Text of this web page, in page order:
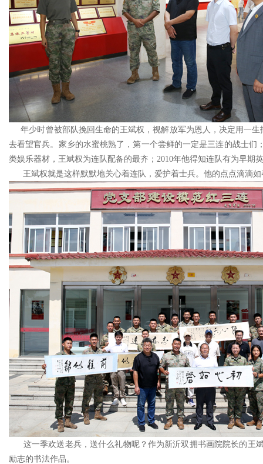
年少时曾被部队挽回生命的王斌权，视解放军为恩人，决定用一生
去看望官兵。家乡的水蜜桃熟了，第一个尝鲜的一定是三连的战士
类娱乐器材，王斌权为连队配备的最齐；2010年他得知连队有为早
王斌权就是这样默默地关心着连队，爱护着士兵。他的点点滴滴如
这一季欢送老兵，送什么礼物呢？作为新沂双拥书画院院长的王
励志的书法作品。